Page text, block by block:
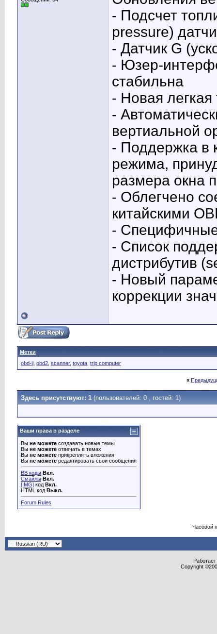
- Подсчет
pressure)
- Датчик G
- Юзер-
стабильна
- Новая
-
вертиальной
- Поддержка в
режима,
размера окна
- Облегчено
китайскими
-
- Список
дистрибутив
- Новый
коррекции
Метки
obd-ii obd2 scanner, toyota trip computer
«
Здесь присутствуют: 1 (пользователей: 0 , гостей: 1)
Ваши права в разделе
Вы не можете создавать новые темы
Вы не можете отвечать в темах
Вы не можете прикреплять вложения
Вы не можете редактировать свои сообщения
BB коды Вкл.
Смайлы Вкл.
[IMG] код Вкл.
HTML код Выкл.
Forum Rules
Часовой
Copyright